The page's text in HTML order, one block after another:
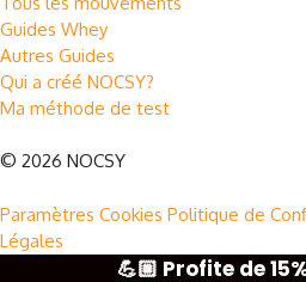
Guides Whey
Autres Guides
Qui a créé NOCSY?
Ma méthode de test
© 2026 NOCSY
Paramètres Cookies Politique de
Légales
💪🏼 Profite de